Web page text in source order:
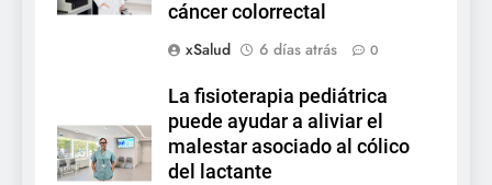
cáncer colorrectal
xSalud
6 días atrás 0
La fisioterapia pediátrica
puede ayudar a aliviar el
malestar asociado al cólico
del lactante